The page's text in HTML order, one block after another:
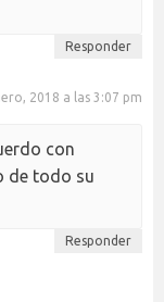
Responder
2018 a las 3:07 pm
con
de todo su
Responder